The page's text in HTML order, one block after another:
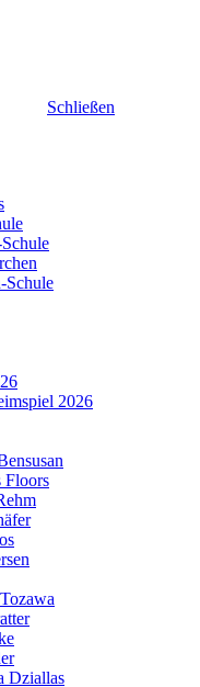
Schließen
Schule
2026
Floors
Dziallas